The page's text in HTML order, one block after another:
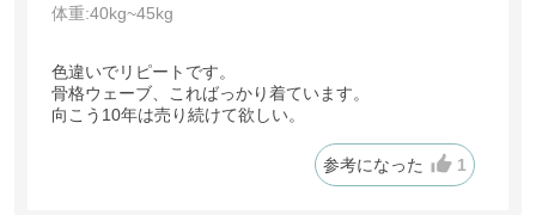
体重:40kg~45kg
色違いでリピートです。
骨格ウェーブ、こればっかり着ています。
向こう10年は売り続けて欲しい。
参考になった 1